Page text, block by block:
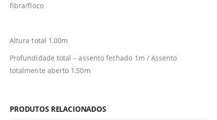
fibra/floco
Altura total 1,00m
Profundidade total – assento fechado 1m / Assento
totalmente aberto 1,50m
PRODUTOS RELACIONADOS